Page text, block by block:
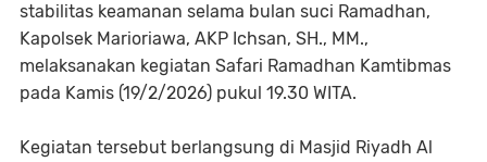
stabilitas keamanan selama bulan suci Ramadhan,
Kapolsek Marioriawa, AKP Ichsan, SH., MM.,
melaksanakan kegiatan Safari Ramadhan Kamtibmas
pada Kamis (19/2/2026) pukul 19.30 WITA.
Kegiatan tersebut berlangsung di Masjid Riyadh Al